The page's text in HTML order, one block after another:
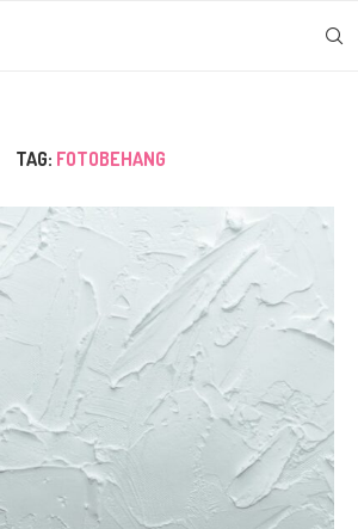
TAG: FOTOBEHANG